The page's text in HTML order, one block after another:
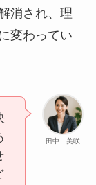
消され、理
変わってい
田中 美咲